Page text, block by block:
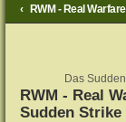
RWM - Real
Das
RWM - Real
Sudden Strike